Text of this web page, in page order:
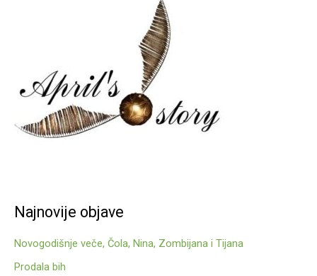
Najnovije objave
Novogodišnje veče, Čola, Nina, Zombijana i Tijana
Prodala bih